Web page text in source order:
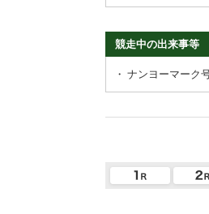
競走中の出来事等
・ ナンヨーマーク